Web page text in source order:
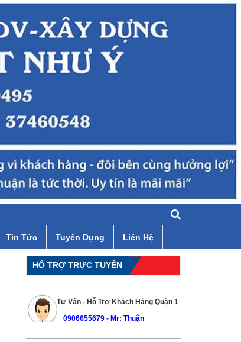
Tin Tức Tuyển Dụng Liên Hệ
HỔ TRỢ TRỰC TUYẾN
Tư Vấn - Hỗ Trợ Khách Hàng Quận 1
0906655679 - Mr: Thuận